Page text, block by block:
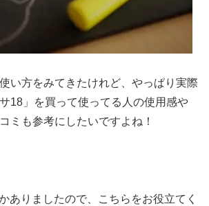
い方をみてきたけれど、やっぱり実際
18」を買って使ってる人の使用感や
ミも参考にしたいですよね！
ありましたので、こちらをお役立てく